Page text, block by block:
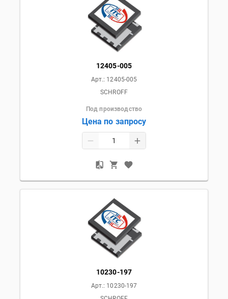
12405-005
Арт.: 12405-005
SCHROFF
Под производство
Цена по запросу
10230-197
Арт.: 10230-197